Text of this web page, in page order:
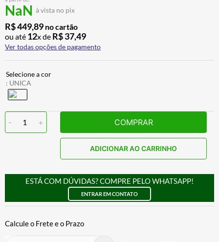
NaN à vista no pix
R$449,89 no cartão
ou até 12x de R$37,49
Ver todas opções de pagamento
: UNICA
- 1 + COMPRAR
ADICIONAR AO CARRINHO
ESTÁ COM DÚVIDAS? COMPRE PELO WHATSAPP!
ENTRAR EM CONTATO
8 º ALPINESTAR
9º AIROH
10º BOTAS